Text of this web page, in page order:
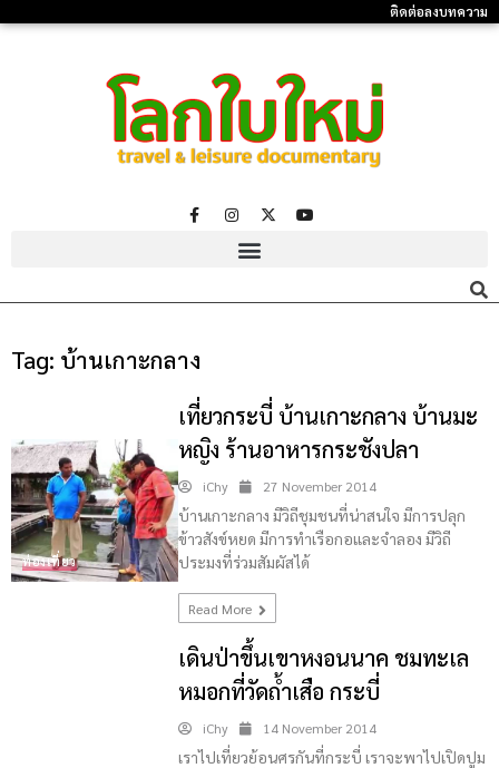
ติดต่อลงบทความ
Tag: บ้านเกาะกลาง
ท่องเที่ยว
เที่ยวกระบี่ บ้านเกาะกลาง บ้านมะ
หญิง ร้านอาหารกระชังปลา
iChy 27 November 2014
บ้านเกาะกลาง มีวิถีชุมชนที่น่าสนใจ มีการปลุก
ข้าวสังข์หยด มีการทำเรือกอและจำลอง มีวิถี
ประมงที่ร่วมสัมผัสได้
Read More
เดินป่าขึ้นเขาหงอนนาค ชมทะเล
หมอกที่วัดถ้ำเสือ กระบี่
iChy 14 November 2014
เราไปเที่ยวย้อนศรกันที่กระบี่ เราจะพาไปเปิดปูม